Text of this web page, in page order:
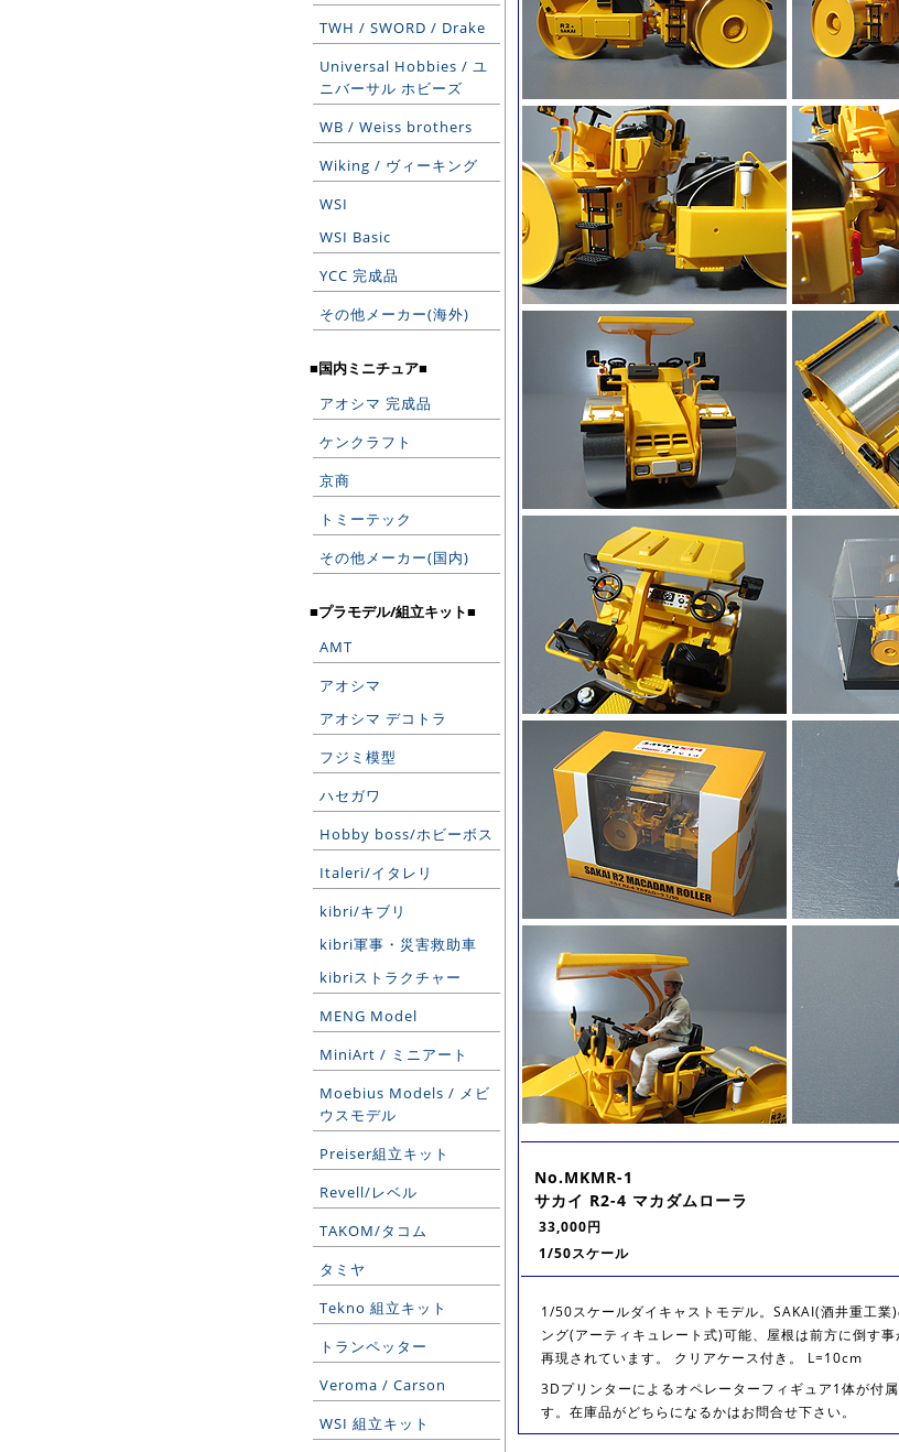
TWH / SWORD / Drake
Universal Hobbies / ユ
ニバーサル ホビーズ
WB / Weiss brothers
Wiking / ヴィーキング
WSI
WSI Basic
YCC 完成品
その他メーカー(海外)
■国内ミニチュア■
アオシマ 完成品
ケンクラフト
京商
トミーテック
その他メーカー(国内)
■プラモデル/組立キット■
AMT
アオシマ
アオシマ デコトラ
フジミ模型
ハセガワ
Hobby boss/ホビーボス
Italeri/イタレリ
kibri/キブリ
kibri軍事・災害救助車
kibriストラクチャー
MENG Model
MiniArt / ミニアート
Moebius Models / メビ
ウスモデル
Preiser組立キット
Revell/レベル
TAKOM/タコム
タミヤ
Tekno 組立キット
トランペッター
Veroma / Carson
WSI 組立キット
No.MKMR-1
サカイ R2-4 マカダムローラ
33,000円
1/50スケール
1/50スケールダイキャストモデル。SAKAI(酒井重工業
ング(アーティキュレート式)可能、屋根は前方に倒す
再現されています。 クリアケース付き。 L=10cm
3Dプリンターによるオペレーターフィギュア1体が付
す。在庫品がどちらになるかはお問合せ下さい。